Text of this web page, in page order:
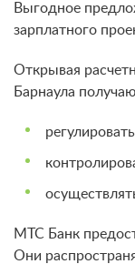
Выгодное
зарплатного
Открывая
Барнаула
МТС Банк
Они